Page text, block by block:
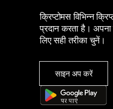
क्रिप्टोमस विभिन्न
प्रदान करता है।
लिए सही तरीका चुनें।
साइन अप करें